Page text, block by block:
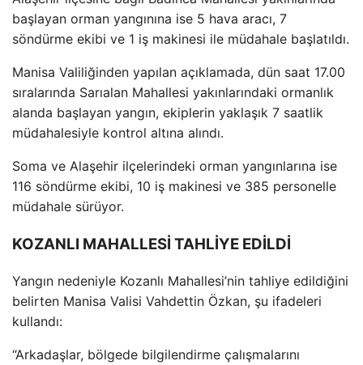
başlayan orman yangınına ise 5 hava aracı, 7
söndürme ekibi ve 1 iş makinesi ile müdahale başlatıldı.
Manisa Valiliğinden yapılan açıklamada, dün saat 17.00
sıralarında Sarıalan Mahallesi yakınlarındaki ormanlık
alanda başlayan yangın, ekiplerin yaklaşık 7 saatlik
müdahalesiyle kontrol altına alındı.
Soma ve Alaşehir ilçelerindeki orman yangınlarına ise
116 söndürme ekibi, 10 iş makinesi ve 385 personelle
müdahale sürüyor.
KOZANLI MAHALLESİ TAHLİYE EDİLDİ
Yangın nedeniyle Kozanlı Mahallesi’nin tahliye edildiğini
belirten Manisa Valisi Vahdettin Özkan, şu ifadeleri
kullandı:
“Arkadaşlar, bölgede bilgilendirme çalışmalarını